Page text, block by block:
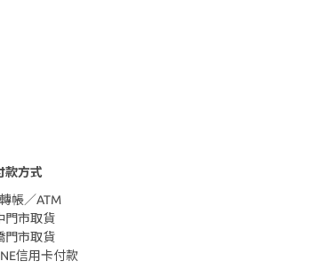
款方式
帳／ATM
門市取貨
門市取貨
信用卡付款